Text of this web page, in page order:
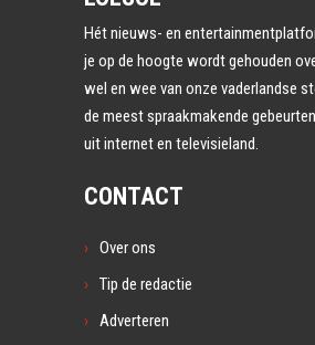
Hét nieuws- en
je op de hoogte wordt gehouden
wel en wee van onze vaderlandse
de meest spraakmakende
uit internet en televisieland.
CONTACT
Over ons
Tip de redactie
Adverteren